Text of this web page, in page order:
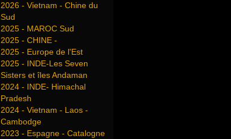
2026 - Vietnam - Chine du
Sud
2025 - MAROC Sud
2025 - CHINE -
2025 - Europe de l'Est
2025 - INDE-Les Seven
Sisters et îles Andaman
2024 - INDE- Himachal
Pradesh
2024 - Vietnam - Laos -
Cambodge
2023 - Espagne - Catalogne